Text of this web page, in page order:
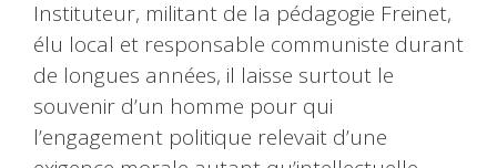
Instituteur, militant de la pédagogie Freinet,
élu local et responsable communiste durant
de longues années, il laisse surtout le
souvenir d’un homme pour qui
l’engagement politique relevait d’une